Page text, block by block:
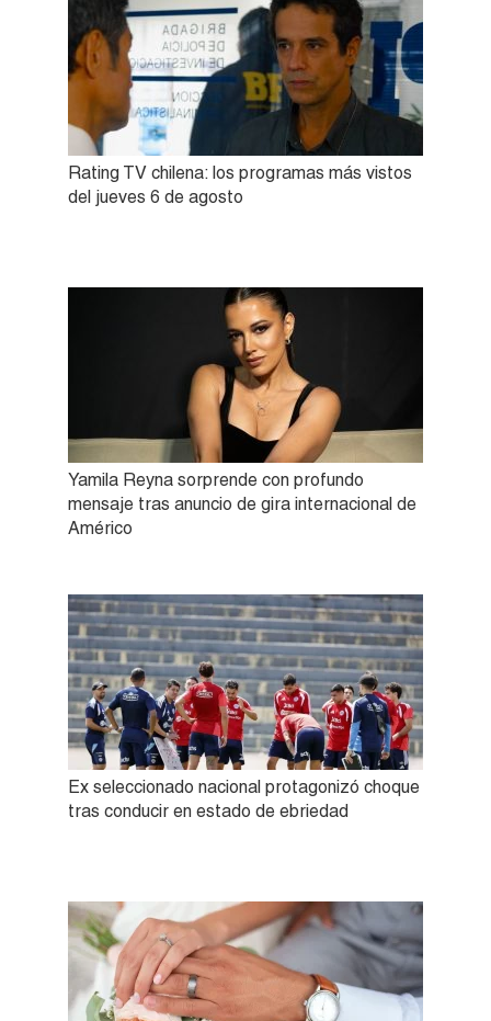
Rating TV chilena: los programas más vistos
del jueves 6 de agosto
Yamila Reyna sorprende con profundo
mensaje tras anuncio de gira internacional de
Américo
Ex seleccionado nacional protagonizó choque
tras conducir en estado de ebriedad